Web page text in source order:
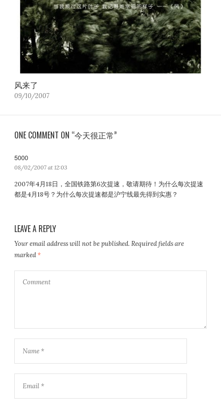
风来了
09/10/2007
ONE COMMENT ON “今天很正常”
5000
a
:
08/02/2007 at 12:03
2007年4月18日，全国铁路第6次提速，敬请期待！为什么每次提速
都是4月18号？为什么每次提速都是沪宁线最先得到实惠？
LEAVE A REPLY
Your email address will not be published. Required fields are
marked*